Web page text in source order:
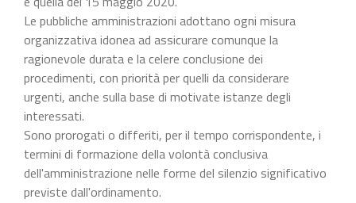
Le pubbliche amministrazioni adottano ogni misura
organizzativa idonea ad assicurare comunque la
ragionevole durata e la celere conclusione dei
procedimenti, con priorità per quelli da considerare
urgenti, anche sulla base di motivate istanze degli
interessati.
Sono prorogati o differiti, per il tempo corrispondente, i
termini di formazione della volontà conclusiva
dell'amministrazione nelle forme del silenzio significativo
previste dall'ordinamento.